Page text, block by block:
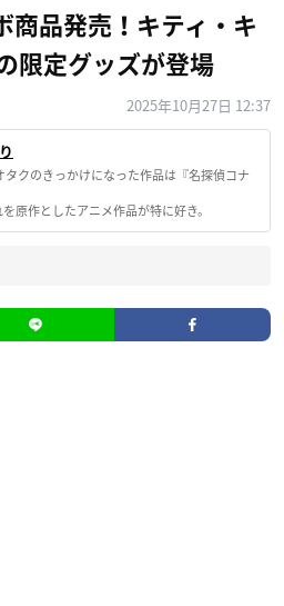
商品発売！キティ・キ
限定グッズが登場
2025年10月27日 12:37
クのきっかけになった作品は『名探偵コナ
原作としたアニメ作品が特に好き。